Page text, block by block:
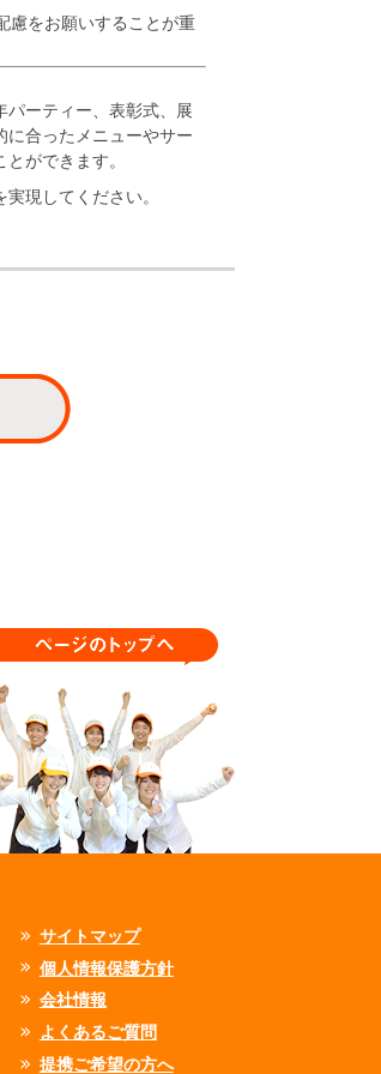
慮をお願いすることが重
パーティー、表彰式、展
に合ったメニューやサー
ができます。
現してください。
サイトマップ
個人情報保護方針
会社情報
よくあるご質問
提携ご希望の方へ